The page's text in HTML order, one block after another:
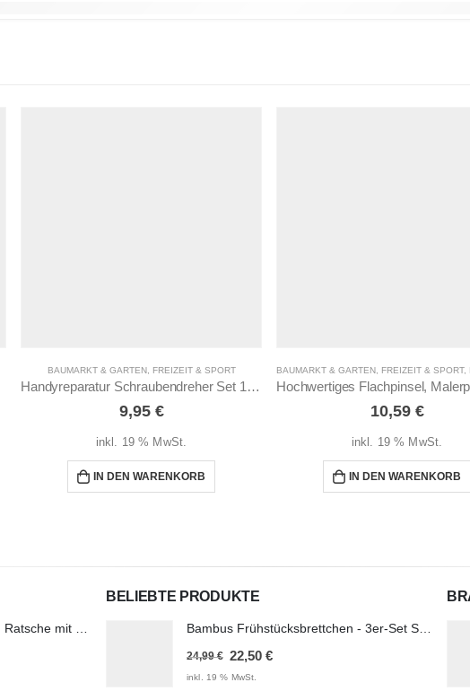
BAUMARKT & GARTEN, FREIZEIT & SPORT
Handyreparatur Schraubendreher Set 17-teilig
9,95 €
inkl. 19 % MwSt.
IN DEN WARENKORB
BAUMARKT & GARTEN, FREIZEIT & SPORT,
10,59 €
inkl. 19 % MwSt.
IN DEN WARENKORB
BELIEBTE PRODUKTE
24,99€ Ursprünglicher
Preis
22,50 €Aktueller
inkl. 19 % MwSt.